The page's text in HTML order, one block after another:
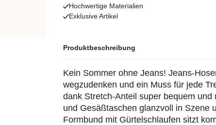
Hochwertige Materialien
Exklusive Artikel
Produktbeschreibung
Kein Sommer ohne Jeans! Jeans-
wegzudenken und ein Muss für jede
dank Stretch-Anteil super bequem
und Gesäßtaschen glanzvoll in Szene
Formbund mit Gürtelschlaufen sitzt